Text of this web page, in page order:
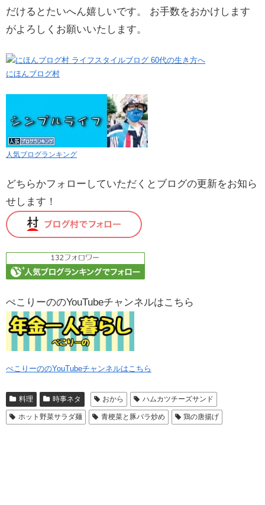
だけるとたいへん嬉しいです。 お手数をおかけします
がよろしくお願いいたします。
にほんブログ村
人気ブログランキング
どちらかフォローしていただくとブログの更新をお知ら
せします！
ぺこりーののYouTubeチャンネルはこちら
ぺこりーののYouTubeチャンネルはこちら
料理 時事ネタ おから ハムカツチーズサンド
ホット野菜サラダ麺 青梗菜と豚バラ炒め 鶏の唐揚げ